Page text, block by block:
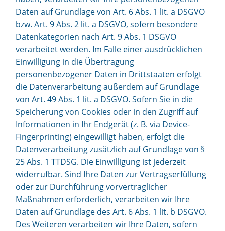
Daten auf Grundlage von Art. 6 Abs. 1 lit. a DSGVO
bzw. Art. 9 Abs. 2 lit. a DSGVO, sofern besondere
Datenkategorien nach Art. 9 Abs. 1 DSGVO
verarbeitet werden. Im Falle einer ausdrücklichen
Einwilligung in die Übertragung
personenbezogener Daten in Drittstaaten erfolgt
die Datenverarbeitung außerdem auf Grundlage
von Art. 49 Abs. 1 lit. a DSGVO. Sofern Sie in die
Speicherung von Cookies oder in den Zugriff auf
Informationen in Ihr Endgerät (z. B. via Device-
Fingerprinting) eingewilligt haben, erfolgt die
Datenverarbeitung zusätzlich auf Grundlage von §
25 Abs. 1 TTDSG. Die Einwilligung ist jederzeit
widerrufbar. Sind Ihre Daten zur Vertragserfüllung
oder zur Durchführung vorvertraglicher
Maßnahmen erforderlich, verarbeiten wir Ihre
Daten auf Grundlage des Art. 6 Abs. 1 lit. b DSGVO.
Des Weiteren verarbeiten wir Ihre Daten, sofern